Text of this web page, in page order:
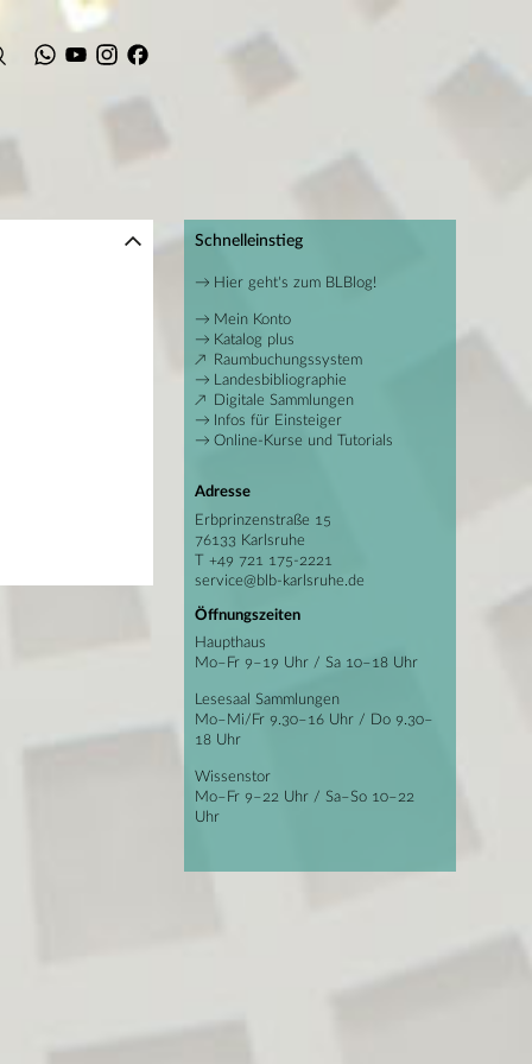
Schnelleinstieg
Hier geht's zum BLBlog!
Mein Konto
Katalog plus
Raumbuchungssystem
Landesbibliographie
Digitale Sammlungen
Infos für Einsteiger
Online-Kurse und Tutorials
Adresse
Erbprinzenstraße 15
76133 Karlsruhe
T +49 721 175-2221
service@blb-karlsruhe.de
Öffnungszeiten
Haupthaus
Mo–Fr 9–19 Uhr / Sa 10–18 Uhr
Lesesaal Sammlungen
Mo–Mi/Fr 9.30–16 Uhr / Do 9.30–
18 Uhr
Wissenstor
Mo–Fr 9–22 Uhr / Sa–So 10–22
Uhr